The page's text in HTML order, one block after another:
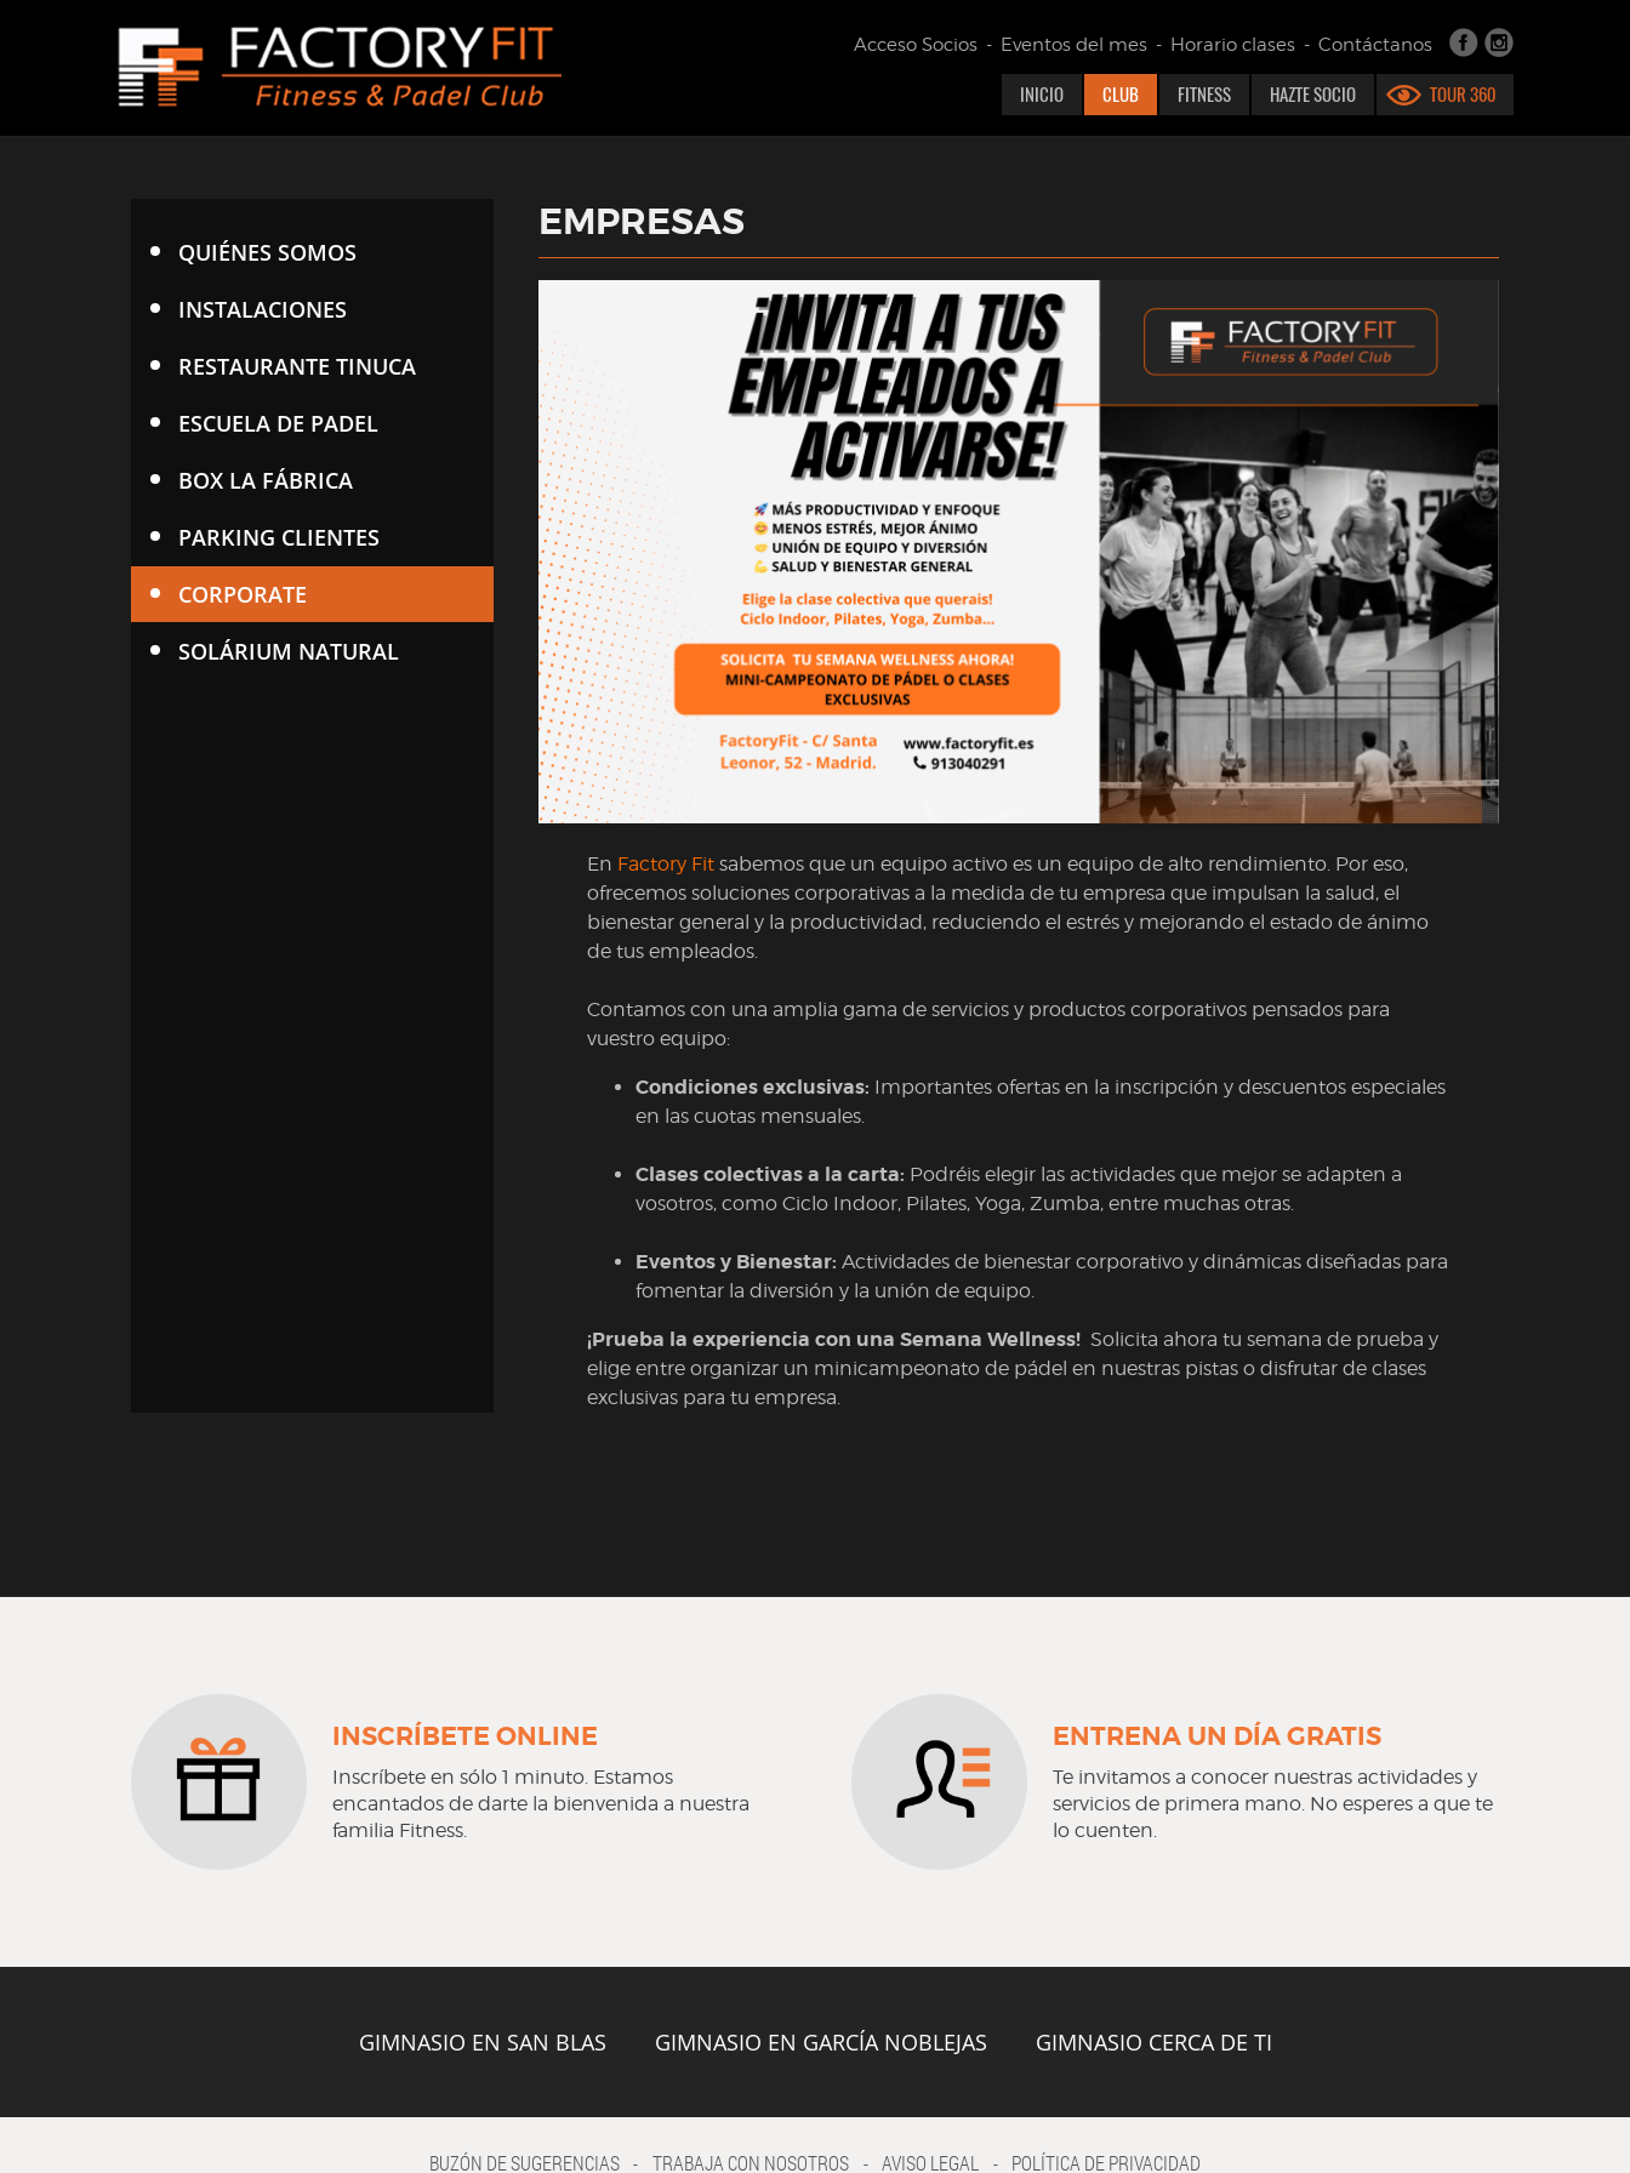
Acceso Socios - Eventos del mes - Horario clases - Contáctanos
INICIO CLUB FITNESS HAZTE SOCIO TOUR 360
QUIÉNES SOMOS
INSTALACIONES
RESTAURANTE TINUCA
ESCUELA DE PADEL
BOX LA FÁBRICA
PARKING CLIENTES
CORPORATE
SOLÁRIUM NATURAL
EMPRESAS
En Factory Fit sabemos que un equipo activo es un equipo de alto rendimiento. Por eso,
ofrecemos soluciones corporativas a la medida de tu empresa que impulsan la salud, el
bienestar general y la productividad, reduciendo el estrés y mejorando el estado de ánimo
de tus empleados.
Contamos con una amplia gama de servicios y productos corporativos pensados para
vuestro equipo:
Condiciones exclusivas: Importantes ofertas en la inscripción y descuentos especiales
en las cuotas mensuales.
Clases colectivas a la carta: Podréis elegir las actividades que mejor se adapten a
vosotros, como Ciclo Indoor, Pilates, Yoga, Zumba, entre muchas otras.
Eventos y Bienestar: Actividades de bienestar corporativo y dinámicas diseñadas para
fomentar la diversión y la unión de equipo.
¡Prueba la experiencia con una Semana Wellness! Solicita ahora tu semana de prueba y
elige entre organizar un minicampeonato de pádel en nuestras pistas o disfrutar de clases
exclusivas para tu empresa.
INSCRÍBETE ONLINE
Inscríbete en sólo 1 minuto. Estamos
encantados de darte la bienvenida a nuestra
familia Fitness.
ENTRENA UN DÍA GRATIS
Te invitamos a conocer nuestras actividades y
servicios de primera mano. No esperes a que te
lo cuenten.
GIMNASIO EN SAN BLAS GIMNASIO EN GARCÍA NOBLEJAS GIMNASIO CERCA DE TI
BUZÓN DE SUGERENCIAS - TRABAJA CON NOSOTROS - AVISO LEGAL - POLÍTICA DE PRIVACIDAD